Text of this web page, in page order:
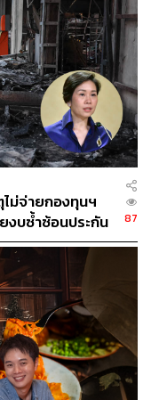
2565 ของ CP ALL
ซึ่งมาจากการ
ห้เหมาะสมกับ
ได้ตลอดเวลา โดย
WEALTH
ช้งานอยู่แล้วได้เลย
ม่จ่ายกองทุนฯ
งบซ้ำซ้อนประกัน
87